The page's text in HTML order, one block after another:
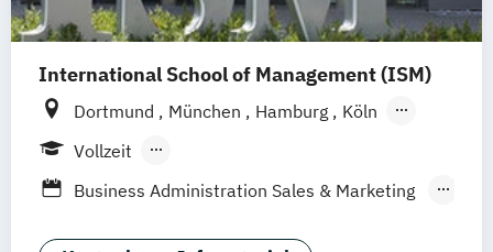
International School of Management (ISM)
Dortmund München Hamburg
Köln
Stuttgart
Vollzeit
Berufsbegleitendes Präsenzstudium
Business Administration Sales & Marketing